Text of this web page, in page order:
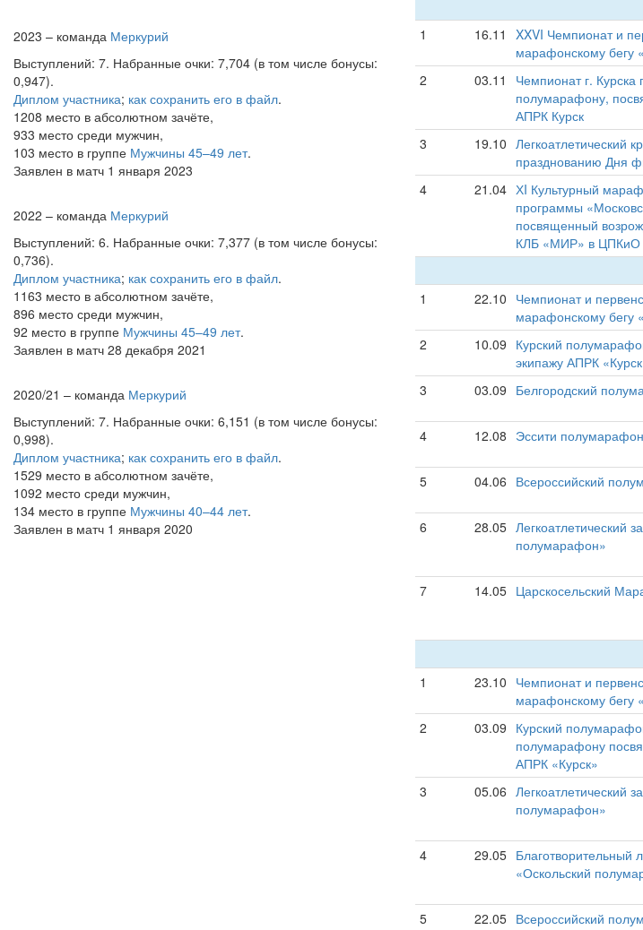
2023 – команда Меркурий
Выступлений: 7. Набранные очки: 7,704 (в том числе бонусы:
0,947).
Диплом участника; как сохранить его в файл.
1208 место в абсолютном зачёте,
933 место среди мужчин,
103 место в группе Мужчины 45–49 лет.
Заявлен в матч 1 января 2023
2022 – команда Меркурий
Выступлений: 6. Набранные очки: 7,377 (в том числе бонусы:
0,736).
Диплом участника; как сохранить его в файл.
1163 место в абсолютном зачёте,
896 место среди мужчин,
92 место в группе Мужчины 45–49 лет.
Заявлен в матч 28 декабря 2021
2020/21 – команда Меркурий
Выступлений: 7. Набранные очки: 6,151 (в том числе бонусы:
0,998).
Диплом участника; как сохранить его в файл.
1529 место в абсолютном зачёте,
1092 место среди мужчин,
134 место в группе Мужчины 40–44 лет.
Заявлен в матч 1 января 2020
1
16.11
XXVI Чемпионат и
марафонскому бегу
2 03.11
Чемпионат г. Курска
полумарафону,
АПРК Курск
3 19.10 Легкоатлетический
празднованию Дня
4 21.04 ХI Культурный
программы
посвященный
КЛБ «МИР» в ЦПКиО
1
22.10 Чемпионат и
марафонскому бегу
2 10.09 Курский
экипажу АПРК
3 03.09 Белгородский
4 12.08 Эссити
5 04.06 Всероссийский
6 28.05 Легкоатлетический
полумарафон»
7 14.05 Царскосельский
1
23.10 Чемпионат и
марафонскому бегу
2 03.09 Курский
полумарафону
АПРК «Курск»
3 05.06 Легкоатлетический
полумарафон»
4 29.05 Благотворительный
«Оскольский
5 22.05 Всероссийский